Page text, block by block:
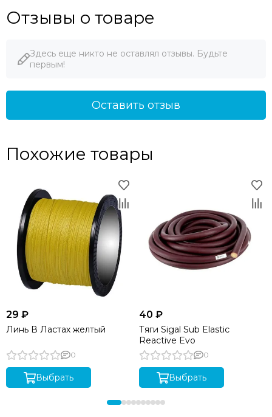
Отзывы о товаре
Здесь еще никто не оставлял отзывы. Будьте
первым!
Оставить отзыв
Похожие товары
29 ₽
Линь В Ластах желтый
0
Выбрать
40 ₽
Тяги Sigal Sub Elastic
Reactive Evo
0
Выбрать